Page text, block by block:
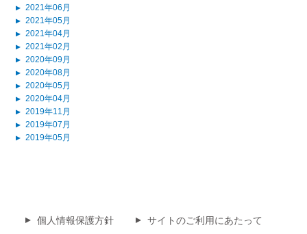
▲ 2021年06月
▲ 2021年05月
▲ 2021年04月
▲ 2021年02月
▲ 2020年09月
▲ 2020年08月
▲ 2020年05月
▲ 2020年04月
▲ 2019年11月
▲ 2019年07月
▲ 2019年05月
▲ 個人情報保護方針 ▲ サイトのご利用にあたって